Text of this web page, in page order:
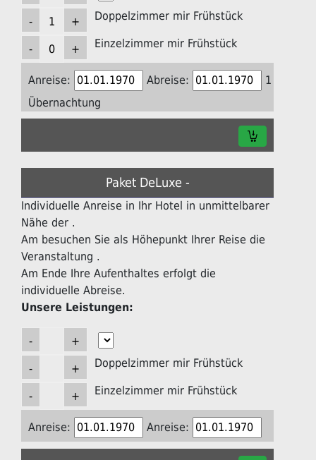
Doppelzimmer mir Frühstück
Einzelzimmer mir Frühstück
Anreise: Abreise:
1
Übernachtung
Paket DeLuxe -
Individuelle Anreise in Ihr Hotel in unmittelbarer
Nähe der .
Am besuchen Sie als Höhepunkt Ihrer Reise die
Veranstaltung .
Am Ende Ihre Aufenthaltes erfolgt die
individuelle Abreise.
Unsere Leistungen:
Doppelzimmer mir Frühstück
Einzelzimmer mir Frühstück
Anreise: Anreise: